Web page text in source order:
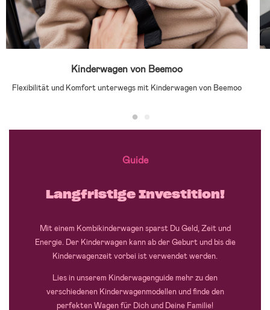
Kinderwagen von Beemoo
Flexibilität und Komfort unterwegs mit Kinderwagen von Beemoo
Guide
Langfristige Investition!
Mit einem Kombikinderwagen sparst Du Geld, Zeit und
Energie. Der Kinderwagen kann ab der Geburt und bis die
Kinderwagenzeit vorbei ist verwendet werden.
Lies in unserem Kinderwagenguide mehr zu den
verschiedenen Kinderwagenmodellen und finde den
perfekten Wagen für Dich und Deine Familie!